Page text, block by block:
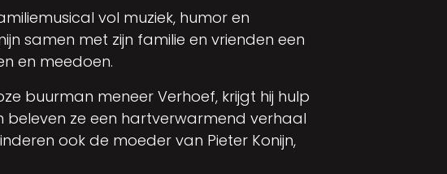
vol muziek, humor en
samen met zijn familie en vrienden een
en meedoen.
buurman meneer Verhoef, krijgt hij hulp
beleven ze een hartverwarmend verhaal
ook de moeder van Pieter Konijn,